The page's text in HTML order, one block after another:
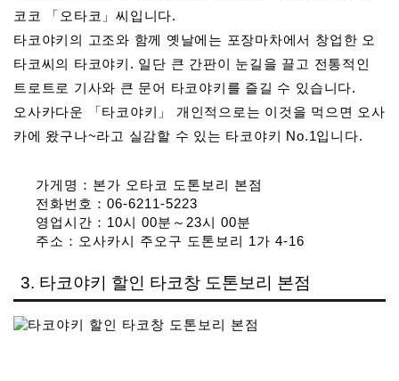
코코 「오타코」씨입니다.
타코야키의 고조와 함께 옛날에는 포장마차에서 창업한 오
타코씨의 타코야키. 일단 큰 간판이 눈길을 끌고 전통적인
트로트로 기사와 큰 문어 타코야키를 즐길 수 있습니다.
오사카다운 「타코야키」 개인적으로는 이것을 먹으면 오사
카에 왔구나~라고 실감할 수 있는 타코야키 No.1입니다.
가게명：본가 오타코 도톤보리 본점
전화번호：06-6211-5223
영업시간：10시 00분～23시 00분
주소：오사카시 주오구 도톤보리 1가 4-16
3. 타코야키 할인 타코창 도톤보리 본점